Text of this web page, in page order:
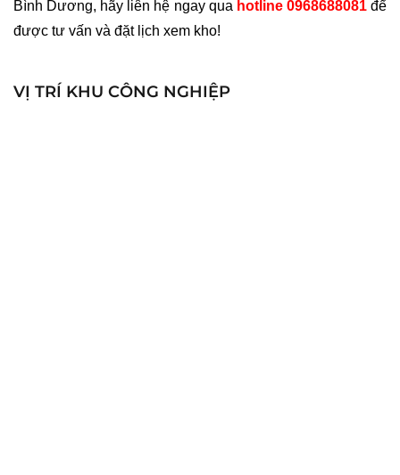
Bình Dương, hãy liên hệ ngay qua hotline 0968688081 để
được tư vấn và đặt lịch xem kho!
VỊ TRÍ KHU CÔNG NGHIỆP